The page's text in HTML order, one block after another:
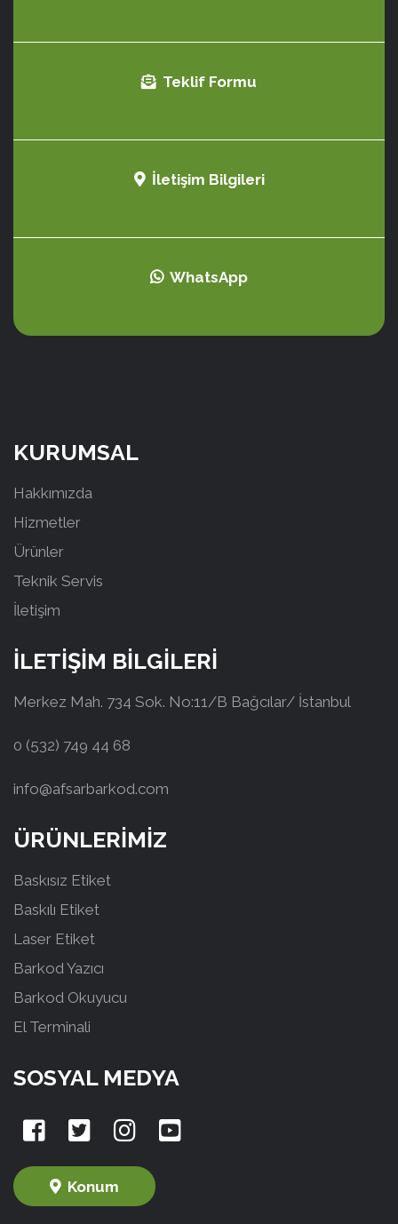
Teklif Formu
İletişim Bilgileri
WhatsApp
KURUMSAL
Hakkımızda
Hizmetler
Ürünler
Teknik Servis
İletişim
İLETİŞİM BİLGİLERİ
Merkez Mah. 734 Sok. No:11/B Bağcılar/ İstanbul
0 (532) 749 44 68
info@afsarbarkod.com
ÜRÜNLERİMİZ
Baskısız Etiket
Baskılı Etiket
Laser Etiket
Barkod Yazıcı
Barkod Okuyucu
El Terminali
SOSYAL MEDYA
Konum